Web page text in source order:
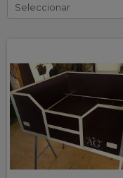
Seleccionar